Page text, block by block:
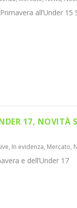
all’Under 15
17, NOVITÀ
, In evidenza, Mercato,
e dell’Under 17